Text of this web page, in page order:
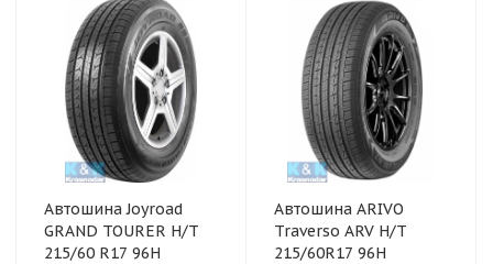
Автошина Joyroad
GRAND TOURER H/T
215/60 R17 96H
Автошина ARIVO
Traverso ARV H/T
215/60R17 96H